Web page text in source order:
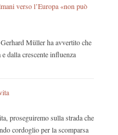
verso l’Europa «non può
Müller ha avvertito che
dalla crescente influenza
proseguiremo sulla strada che
cordoglio per la scomparsa